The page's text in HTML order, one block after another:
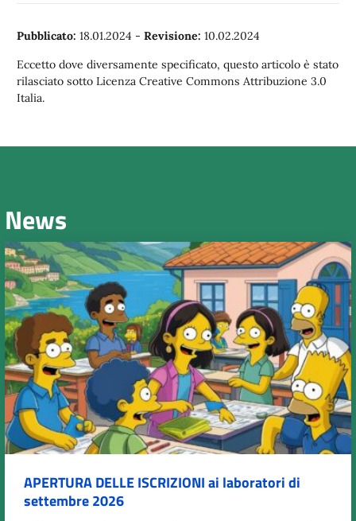
Pubblicato: 18.01.2024 - Revisione: 10.02.2024
Eccetto dove diversamente specificato, questo articolo è stato
rilasciato sotto Licenza Creative Commons Attribuzione 3.0
Italia.
News
APERTURA DELLE ISCRIZIONI ai laboratori di
settembre 2026